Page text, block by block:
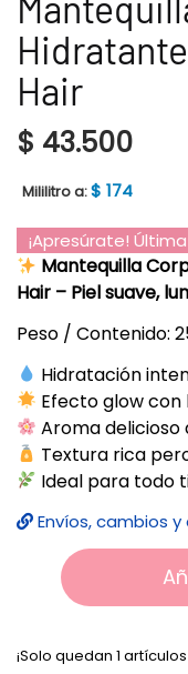
Hair
$ 43.500
Mililitro a:$ 174
¡Apresúrate!
Mantequilla
Hair – Piel suave,
Peso / Contenido:
Hidratación
Efecto glow
Aroma delicioso
Textura rica
Ideal para todo
Envíos, cambios
¡Solo quedan 1